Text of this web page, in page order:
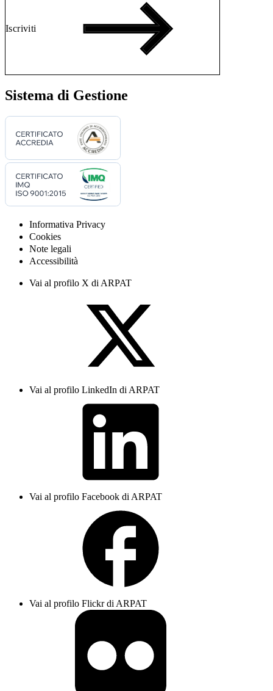
Iscriviti
Sistema di Gestione
Informativa Privacy
Cookies
Note legali
Accessibilità
Vai al profilo X di ARPAT
Vai al profilo LinkedIn di ARPAT
Vai al profilo Facebook di ARPAT
Vai al profilo Flickr di ARPAT